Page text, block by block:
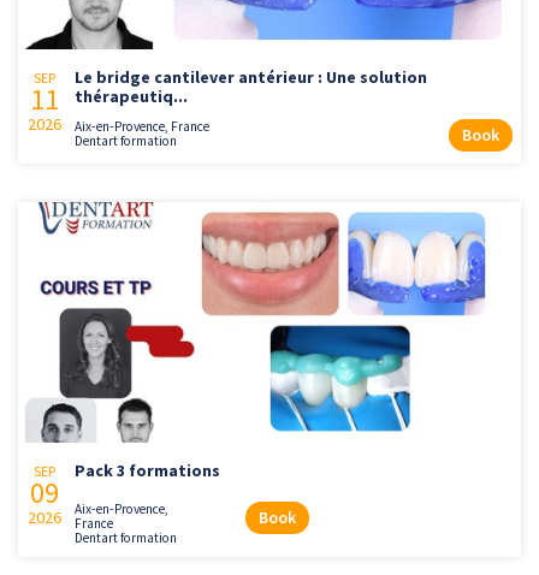
SEP
11
2026
Le bridge cantilever antérieur : Une solution
thérapeutiq...
Aix-en-Provence, France
Dentart formation
Book
SEP
09
2026
Pack 3 formations
Aix-en-Provence,
France
Dentart formation
Book